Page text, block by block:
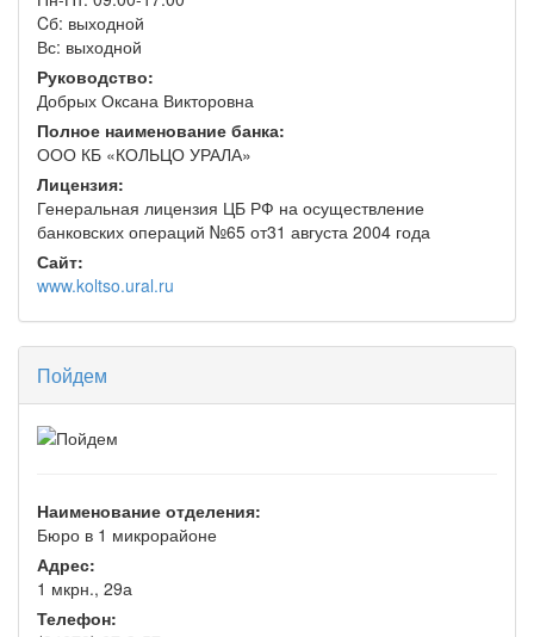
Cб: выходной
Вс: выходной
Руководство:
Добрых Оксана Викторовна
Полное наименование банка:
ООО КБ «КОЛЬЦО УРАЛА»
Лицензия:
Генеральная лицензия ЦБ РФ на осуществление
банковских операций №65 от31 августа 2004 года
Сайт:
www.koltso.ural.ru
Пойдем
Наименование отделения:
Бюро в 1 микрорайоне
Адрес:
1 мкрн., 29а
Телефон: